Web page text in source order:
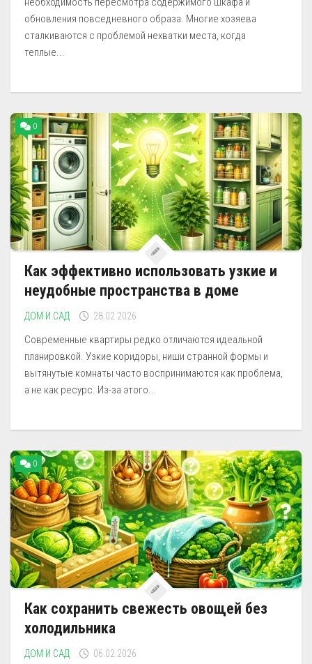
обновления повседневного образа. Многие хозяева
сталкиваются с проблемой нехватки места, когда
теплые...
0
Как эффективно использовать узкие и
неудобные пространства в доме
ДОМ И САД 28.02.2026
Современные квартиры редко отличаются идеальной
планировкой. Узкие коридоры, ниши странной формы и
вытянутые комнаты часто воспринимаются как проблема,
а не как ресурс. Из-за этого...
0
Как сохранить свежесть овощей без
холодильника
ДОМ И САД 06.02.2026